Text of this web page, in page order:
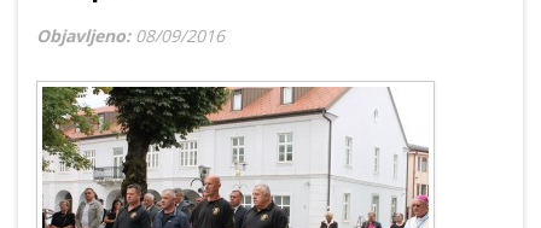
Objavljeno: 08/09/2016